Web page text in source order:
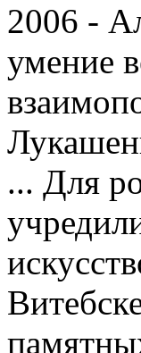
2006 -
умение
... Для